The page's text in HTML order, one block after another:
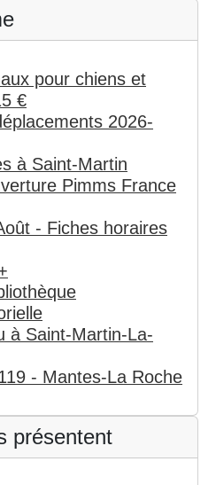
pour chiens et
€
2026-
à Saint-Martin
Pimms France
- Fiches horaires
à Saint-Martin-La-
- Mantes-La Roche
présentent